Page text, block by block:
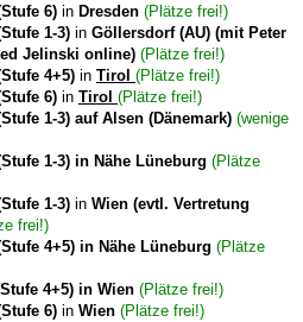
6) in Dresden (Plätze frei!)
1-3) in Göllersdorf (AU) (mit Peter
Jelinski online) (Plätze frei!)
4+5) in Tirol (Plätze frei!)
6) in Tirol (Plätze frei!)
1-3) auf Alsen (Dänemark) (wenige
1-3) in Nähe Lüneburg (Plätze
1-3) in Wien (evtl. Vertretung
frei!)
4+5) in Nähe Lüneburg (Plätze
4+5) in Wien (Plätze frei!)
6) in Wien (Plätze frei!)